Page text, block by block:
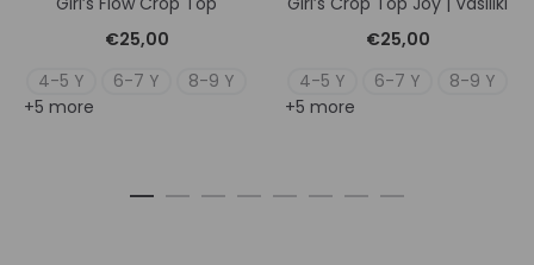
€25,00
4-5 Y
6-7 Y
8-9 Y
+5 more
€25,00
4-5 Y
6-7 Y
8-9 Y
+5 more